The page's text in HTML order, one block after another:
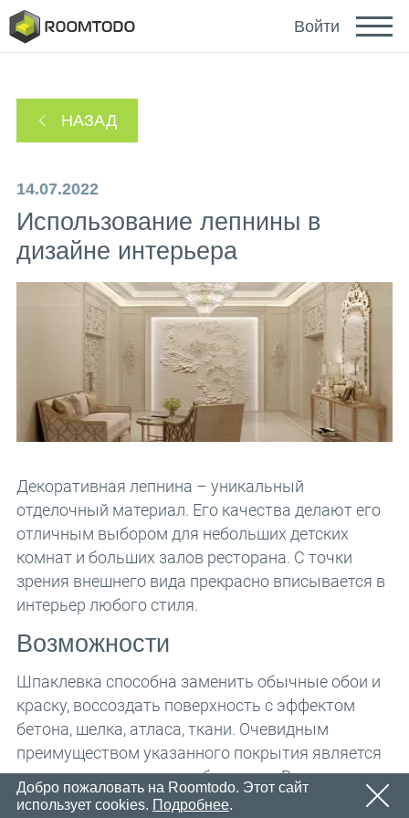
Зайти с помощью
или
Email
Пароль
OK
Спасибо за регистрацию
Вскоре мы отправим электронное письмо со ссылкой
активировать свой аккаунт
OK
Ссылка для восстановления пароля отправлена
на ваш email.
OK
Войти
НАЗАД
14.07.2022
Использование лепнины в
дизайне интерьера
Декоративная лепнина – уникальный
отделочный материал. Его качества делают его
отличным выбором для небольших детских
комнат и больших залов ресторана. С точки
зрения внешнего вида прекрасно вписывается в
интерьер любого стиля.
Возможности
Шпаклевка способна заменить обычные обои и
краску, воссоздать поверхность с эффектом
бетона, шелка, атласа, ткани. Очевидным
преимуществом указанного покрытия является
то, что его очень легко обновлять. Вам нужно
только нанести немного материала на область.
Добро пожаловать на Roomtodo. Этот сайт
использует cookies. Подробнее.